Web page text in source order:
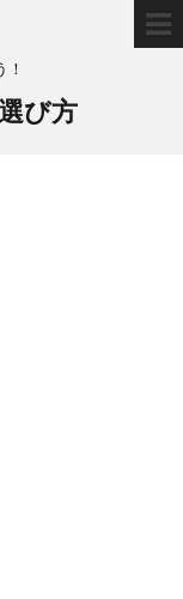
び方